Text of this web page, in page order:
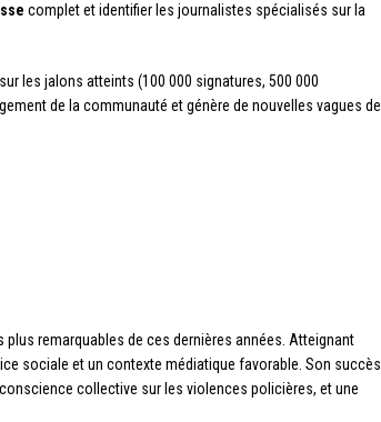
complet et identifier les journalistes spécialisés sur la
les jalons atteints (100 000 signatures, 500 000
de la communauté et génère de nouvelles vagues de
plus remarquables de ces dernières années. Atteignant
sociale et un contexte médiatique favorable. Son succès
collective sur les violences policières, et une